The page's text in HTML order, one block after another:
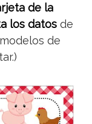
de la
los datos de
de